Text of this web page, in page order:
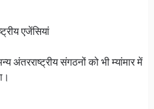
एजेंसियां
अंतरराष्ट्रीय संगठनों को भी म्यांमार में